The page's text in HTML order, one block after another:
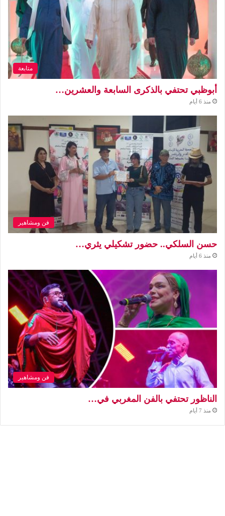
متابعة
أبوظبي تحتفي بالذكرى السابعة والعشرين…
منذ 6 أيام
فن ومشاهير
حسن السلكي.. حضور تشكيلي يثري…
منذ 6 أيام
فن ومشاهير
الناظور تحتفي بالفن المغربي في…
منذ 7 أيام